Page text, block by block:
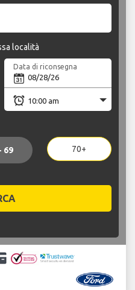
località
Data di riconsegna
69 70+